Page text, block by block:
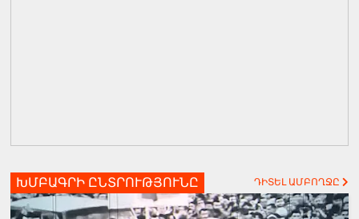
ԽՄԲԱԳՐԻ ԸՆՏՐՈՒԹՅՈՒՆԸ ԴԻՏԵԼ ԱՄԲՈՂՋԸ